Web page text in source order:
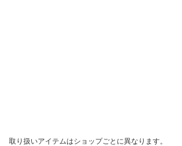
取り扱いアイテムはショップごとに異なります。